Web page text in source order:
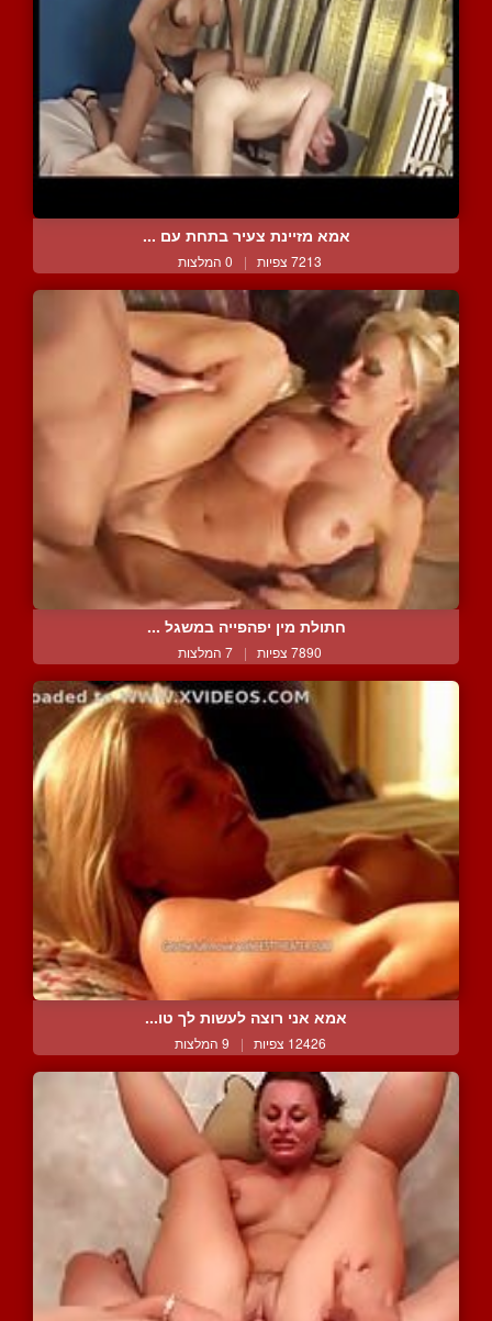
אמא מזיינת צעיר בתחת עם ...
7213 צפיות | 0 המלצות
חתולת מין יפהפייה במשגל ...
7890 צפיות | 7 המלצות
אמא אני רוצה לעשות לך טו...
12426 צפיות | 9 המלצות